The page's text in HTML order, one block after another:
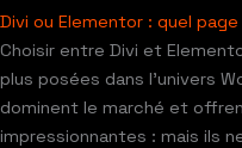
Divi ou Elementor : quel
Choisir entre Divi et
plus posées dans l’univers
dominent le marché et
impressionnantes : mais ils